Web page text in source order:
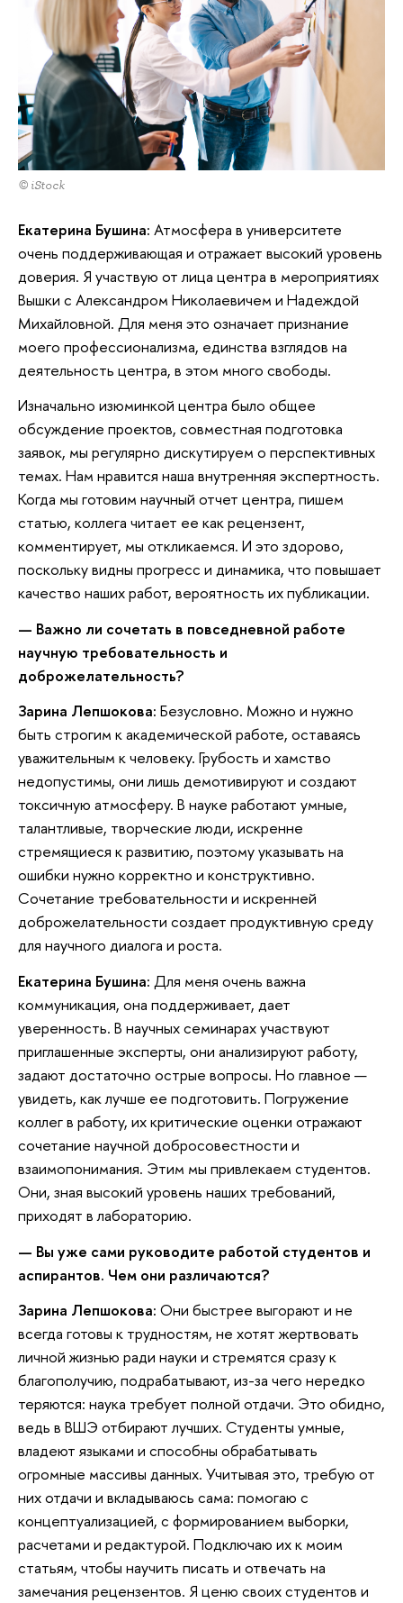
© iStock
Екатерина Бушина: Атмосфера в университете
очень поддерживающая и отражает высокий уровень
доверия. Я участвую от лица центра в мероприятиях
Вышки с Александром Николаевичем и Надеждой
Михайловной. Для меня это означает признание
моего профессионализма, единства взглядов на
деятельность центра, в этом много свободы.
Изначально изюминкой центра было общее
обсуждение проектов, совместная подготовка
заявок, мы регулярно дискутируем о перспективных
темах. Нам нравится наша внутренняя экспертность.
Когда мы готовим научный отчет центра, пишем
статью, коллега читает ее как рецензент,
комментирует, мы откликаемся. И это здорово,
поскольку видны прогресс и динамика, что повышает
качество наших работ, вероятность их публикации.
— Важно ли сочетать в повседневной работе
научную требовательность и
доброжелательность?
Зарина Лепшокова: Безусловно. Можно и нужно
быть строгим к академической работе, оставаясь
уважительным к человеку. Грубость и хамство
недопустимы, они лишь демотивируют и создают
токсичную атмосферу. В науке работают умные,
талантливые, творческие люди, искренне
стремящиеся к развитию, поэтому указывать на
ошибки нужно корректно и конструктивно.
Сочетание требовательности и искренней
доброжелательности создает продуктивную среду
для научного диалога и роста.
Екатерина Бушина: Для меня очень важна
коммуникация, она поддерживает, дает
уверенность. В научных семинарах участвуют
приглашенные эксперты, они анализируют работу,
задают достаточно острые вопросы. Но главное —
увидеть, как лучше ее подготовить. Погружение
коллег в работу, их критические оценки отражают
сочетание научной добросовестности и
взаимопонимания. Этим мы привлекаем студентов.
Они, зная высокий уровень наших требований,
приходят в лабораторию.
— Вы уже сами руководите работой студентов и
аспирантов. Чем они различаются?
Зарина Лепшокова: Они быстрее выгорают и не
всегда готовы к трудностям, не хотят жертвовать
личной жизнью ради науки и стремятся сразу к
благополучию, подрабатывают, из-за чего нередко
теряются: наука требует полной отдачи. Это обидно,
ведь в ВШЭ отбирают лучших. Студенты умные,
владеют языками и способны обрабатывать
огромные массивы данных. Учитывая это, требую от
них отдачи и вкладываюсь сама: помогаю с
концептуализацией, с формированием выборки,
расчетами и редактурой. Подключаю их к моим
статьям, чтобы научить писать и отвечать на
замечания рецензентов. Я ценю своих студентов и